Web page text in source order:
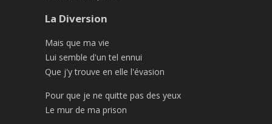
La Diversion
Mais que ma vie
Lui semble d'un tel ennui
Que j'y trouve en elle l'évasion
Pour que je ne quitte pas des yeux
Le mur de ma prison